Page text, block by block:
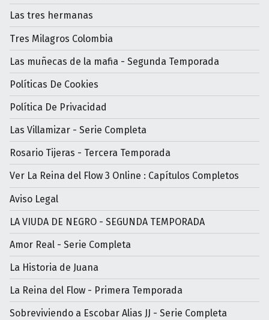
Las tres hermanas
Tres Milagros Colombia
Las muñecas de la mafia - Segunda Temporada
Políticas De Cookies
Política De Privacidad
Las Villamizar - Serie Completa
Rosario Tijeras - Tercera Temporada
Ver La Reina del Flow 3 Online : Capítulos Completos
Aviso Legal
LA VIUDA DE NEGRO - SEGUNDA TEMPORADA
Amor Real - Serie Completa
La Historia de Juana
La Reina del Flow - Primera Temporada
Sobreviviendo a Escobar Alias JJ - Serie Completa